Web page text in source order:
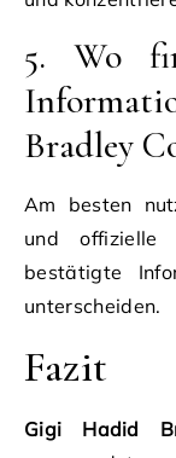
5. Wo
Bradley
Am besten
und offizielle
bestätigte
unterscheiden.
Fazit
Gigi Hadid